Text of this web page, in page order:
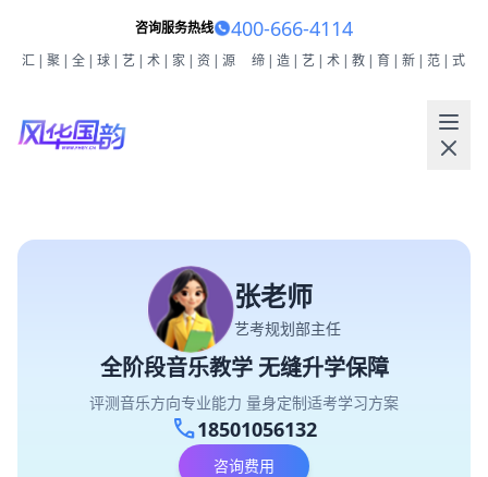
咨询服务热线 400-666-4114
汇|聚|全|球|艺|术|家|资|源 缔|造|艺|术|教|育|新|范|式
张老师
艺考规划部主任
全阶段音乐教学 无缝升学保障
评测音乐方向专业能力 量身定制适考学习方案
call18501056132
咨询费用